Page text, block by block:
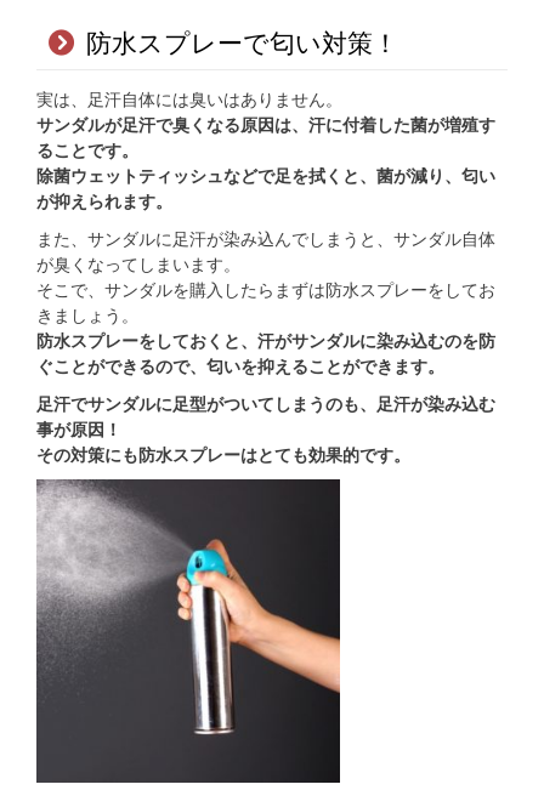
防水スプレーで匂い対策！
実は、足汗自体には臭いはありません。
サンダルが足汗で臭くなる原因は、汗に付着した菌が増殖す
ることです。
除菌ウェットティッシュなどで足を拭くと、菌が減り、匂い
が抑えられます。
また、サンダルに足汗が染み込んでしまうと、サンダル自体
が臭くなってしまいます。
そこで、サンダルを購入したらまずは防水スプレーをしてお
きましょう。
防水スプレーをしておくと、汗がサンダルに染み込むのを防
ぐことができるので、匂いを抑えることができます。
足汗でサンダルに足型がついてしまうのも、足汗が染み込む
事が原因！
その対策にも防水スプレーはとても効果的です。